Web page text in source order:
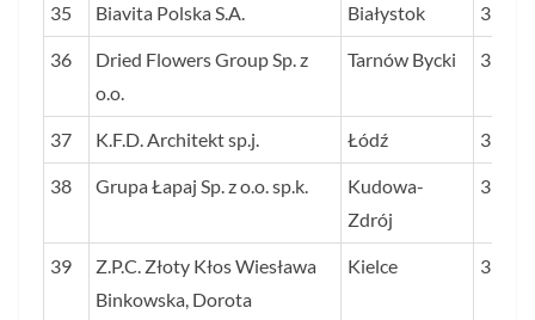
35 Biavita Polska S.A. Białystok 35
36
Dried Flowers Group Sp. z
o.o.
Tarnów Bycki 35
37 K.F.D. Architekt sp.j. Łódź 33
38 Grupa Łapaj Sp. z o.o. sp.k.
Kudowa-
Zdrój
33
39
Z.P.C. Złoty Kłos Wiesława
Binkowska, Dorota
Kielce 31